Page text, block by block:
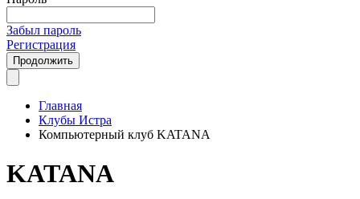
Забыл пароль
Регистрация
Продолжить
Главная
Клубы Истра
Компьютерный клуб KATANA
KATANA